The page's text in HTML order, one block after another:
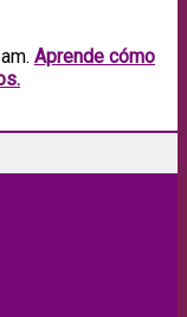
Aprende cómo